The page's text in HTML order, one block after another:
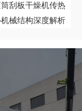
刮板干燥机传热
械结构深度解析